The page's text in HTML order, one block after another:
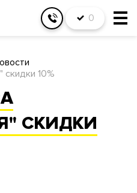
0
скидки 10%
СКИДКИ